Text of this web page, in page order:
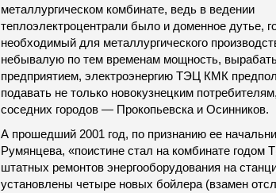
металлургическом комбинате, ведь в ведении
теплоэлектроцентрали было и доменное дутье,
необходимый для металлургического
небывалую по тем временам мощность,
предприятием, электроэнергию ТЭЦ КМК
подавать не только новокузнецким
соседних городов — Прокопьевска и Осинников.
А прошедший 2001 год, по признанию ее
Румянцева, «поистине стал на комбинате годом
штатных ремонтов энергооборудования на
установлены четыре новых бойлера (взамен